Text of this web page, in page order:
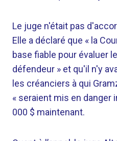
Le juge n'était pas
Elle a déclaré que « la
base fiable pour évaluer
défendeur » et qu'il n'y
les créanciers à qui
« seraient mis en danger
000 $ maintenant.